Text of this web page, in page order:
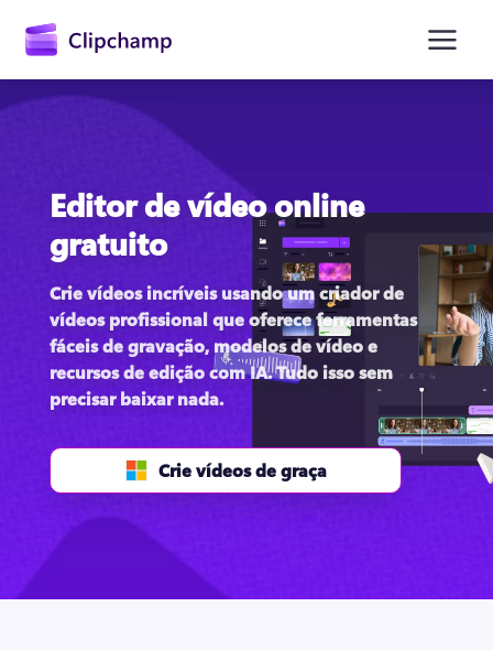
conteúdo
principal
Entrar
Experimente grátis
Editor de vídeo online
gratuito
Crie vídeos incríveis usando um criador de
vídeos profissional que oferece ferramentas
fáceis de gravação, modelos de vídeo e
recursos de edição com IA. Tudo isso sem
precisar baixar nada.
Crie vídeos de graça